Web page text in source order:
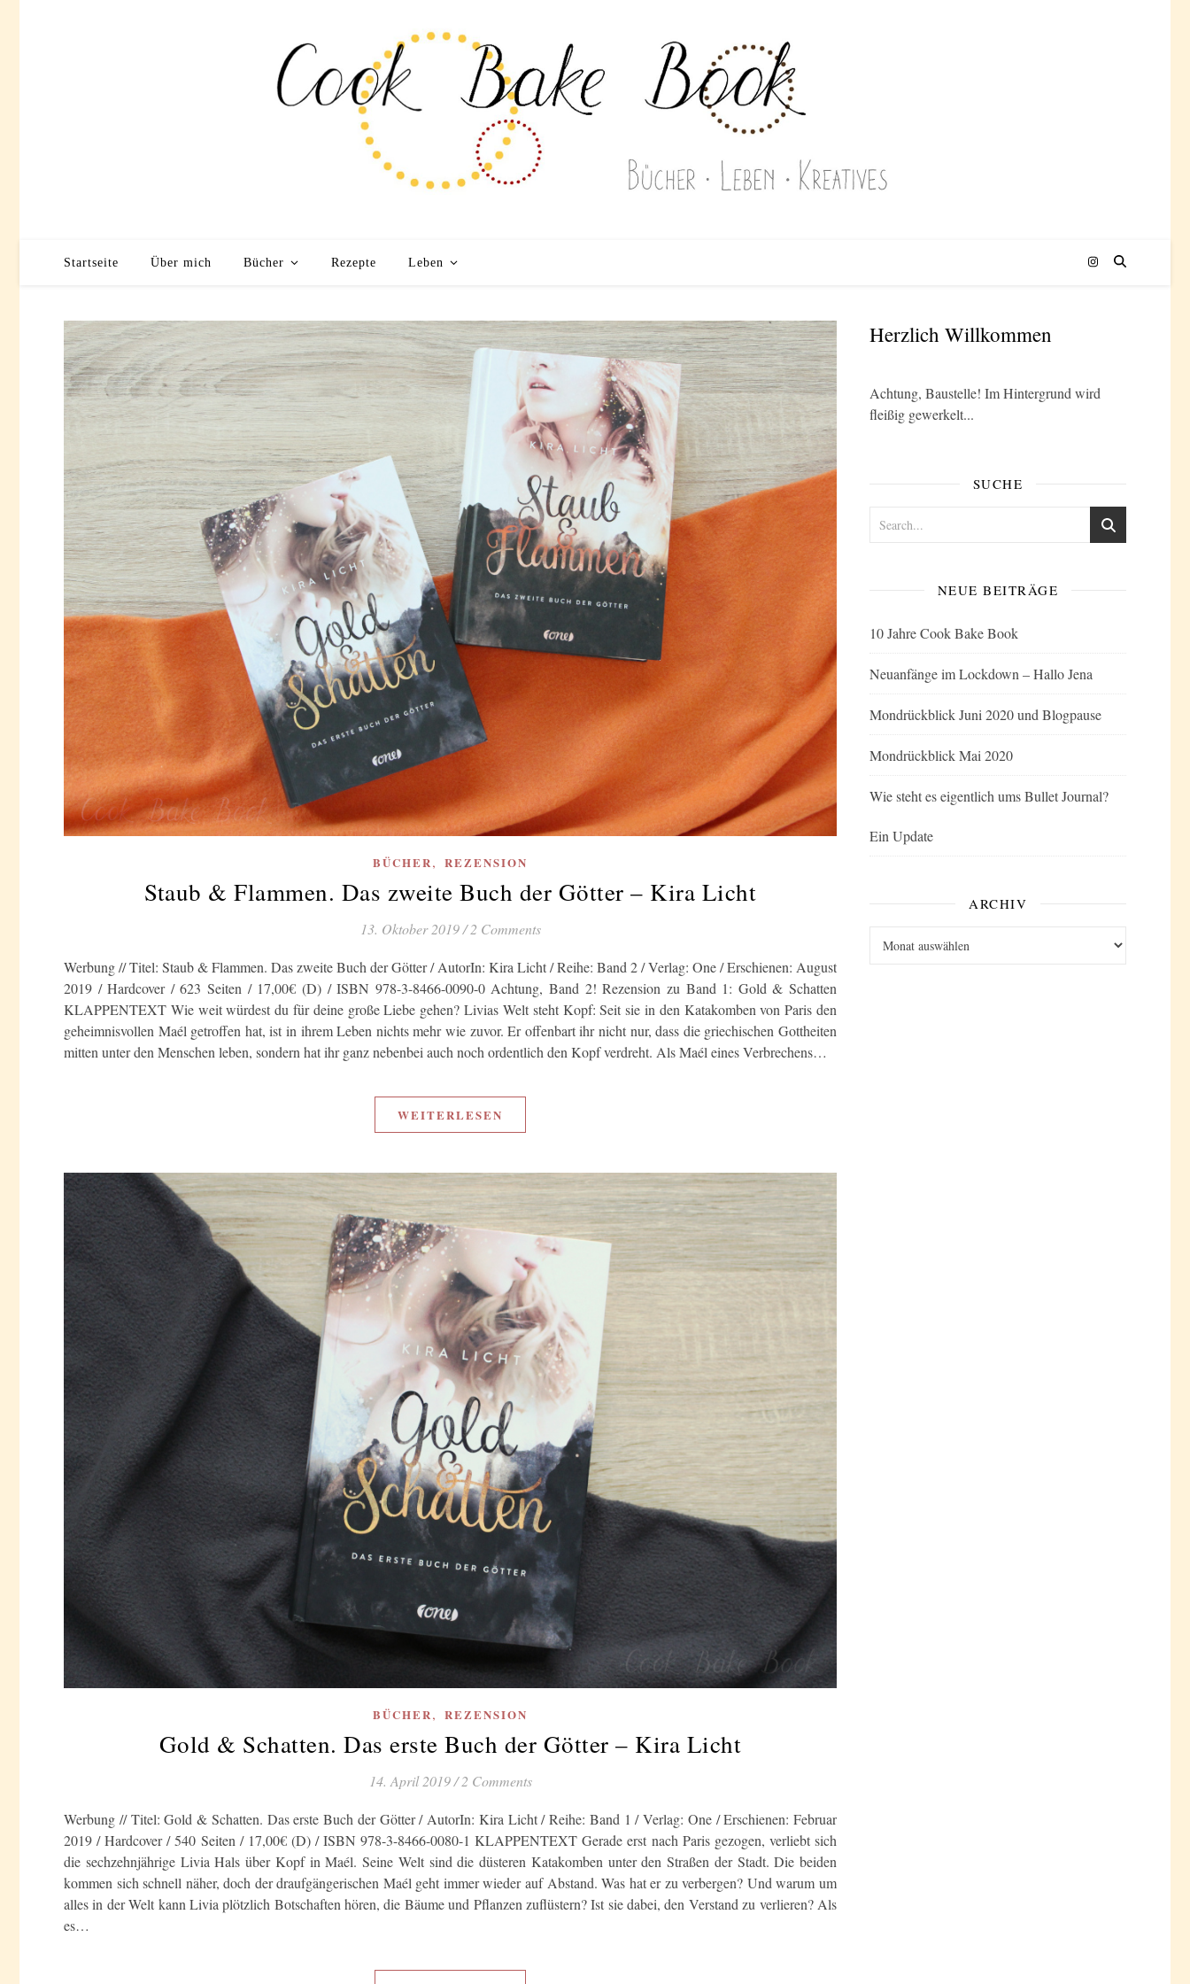
Startseite Über mich Bücher Rezepte Leben
BÜCHER, REZENSION
Staub & Flammen. Das zweite Buch der Götter – Kira Licht
13. Oktober 2019 / 2 Comments
Werbung // Titel: Staub & Flammen. Das zweite Buch der Götter / AutorIn: Kira Licht / Reihe: Band 2 / Verlag: One / Erschienen: August
2019 / Hardcover / 623 Seiten / 17,00€ (D) / ISBN 978-3-8466-0090-0 Achtung, Band 2! Rezension zu Band 1: Gold & Schatten
KLAPPENTEXT Wie weit würdest du für deine große Liebe gehen? Livias Welt steht Kopf: Seit sie in den Katakomben von Paris den
geheimnisvollen Maél getroffen hat, ist in ihrem Leben nichts mehr wie zuvor. Er offenbart ihr nicht nur, dass die griechischen Gottheiten
mitten unter den Menschen leben, sondern hat ihr ganz nebenbei auch noch ordentlich den Kopf verdreht. Als Maél eines Verbrechens…
WEITERLESEN
BÜCHER, REZENSION
Gold & Schatten. Das erste Buch der Götter – Kira Licht
14. April 2019/ 2 Comments
Werbung // Titel: Gold & Schatten. Das erste Buch der Götter / AutorIn: Kira Licht / Reihe: Band 1 / Verlag: One / Erschienen: Februar
2019 / Hardcover / 540 Seiten / 17,00€ (D) / ISBN 978-3-8466-0080-1 KLAPPENTEXT Gerade erst nach Paris gezogen, verliebt sich
die sechzehnjährige Livia Hals über Kopf in Maél. Seine Welt sind die düsteren Katakomben unter den Straßen der Stadt. Die beiden
kommen sich schnell näher, doch der draufgängerischen Maél geht immer wieder auf Abstand. Was hat er zu verbergen? Und warum um
alles in der Welt kann Livia plötzlich Botschaften hören, die Bäume und Pflanzen zuflüstern? Ist sie dabei, den Verstand zu verlieren? Als
es…
Herzlich Willkommen
Achtung, Baustelle! Im Hintergrund wird
fleißig gewerkelt...
SUCHE
NEUE BEITRÄGE
10 Jahre Cook Bake Book
Neuanfänge im Lockdown – Hallo Jena
Mondrückblick Juni 2020 und Blogpause
Mondrückblick Mai 2020
Wie steht es eigentlich ums Bullet Journal?
Ein Update
ARCHIV